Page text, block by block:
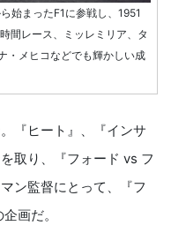
始まったF1に参戦し、1951
間レース、ミッレミリア、タ
・メヒコなどでも輝かしい成
『ヒート』、『インサ
取り、『フォード vs フ
ン監督にとって、『フ
画だ。